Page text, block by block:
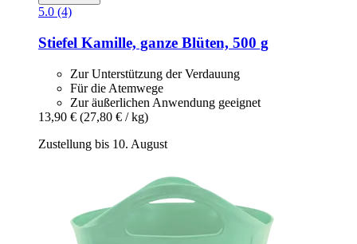
5.0 (4)
Stiefel Kamille, ganze Blüten, 500 g
Zur Unterstützung der Verdauung
Für die Atemwege
Zur äußerlichen Anwendung geeignet
13,90 € (27,80 € / kg)
Zustellung bis 10. August